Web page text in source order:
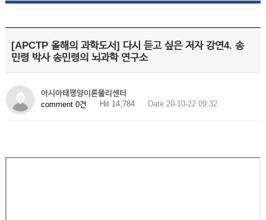
[APCTP 올해의 과학도서] 다시 듣고 싶은 저자 강연4. 송
민령 박사 송민령의 뇌과학 연구소
아시아태평양이론물리센터
comment 0건
Hit 14,784 Date 20-10-22 09:32